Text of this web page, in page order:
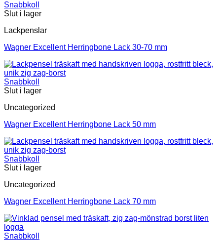
Snabbkoll
Slut i lager
Lackpenslar
Wagner Excellent Herringbone Lack 30-70 mm
Snabbkoll
Slut i lager
Uncategorized
Wagner Excellent Herringbone Lack 50 mm
Snabbkoll
Slut i lager
Uncategorized
Wagner Excellent Herringbone Lack 70 mm
Snabbkoll